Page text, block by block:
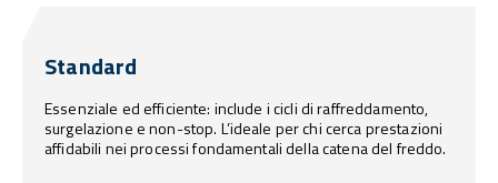
Standard
Essenziale ed efficiente: include i cicli di raffreddamento,
surgelazione e non-stop. L’ideale per chi cerca prestazioni
affidabili nei processi fondamentali della catena del freddo.